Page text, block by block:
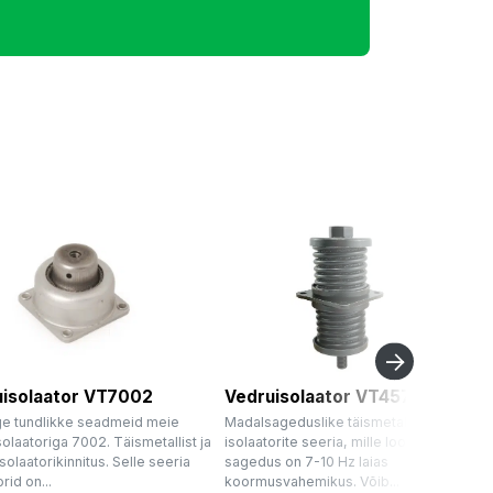
VT7002
tundlikke seadmeid meie
7002. Täismetallist ja
Selle seeria
on...
Vedruisolaator VT4570
Madalsageduslike täismetallist
isolaatorite seeria, mille loomulik
sagedus on 7-10 Hz laias
koormusvahemikus. Võib...